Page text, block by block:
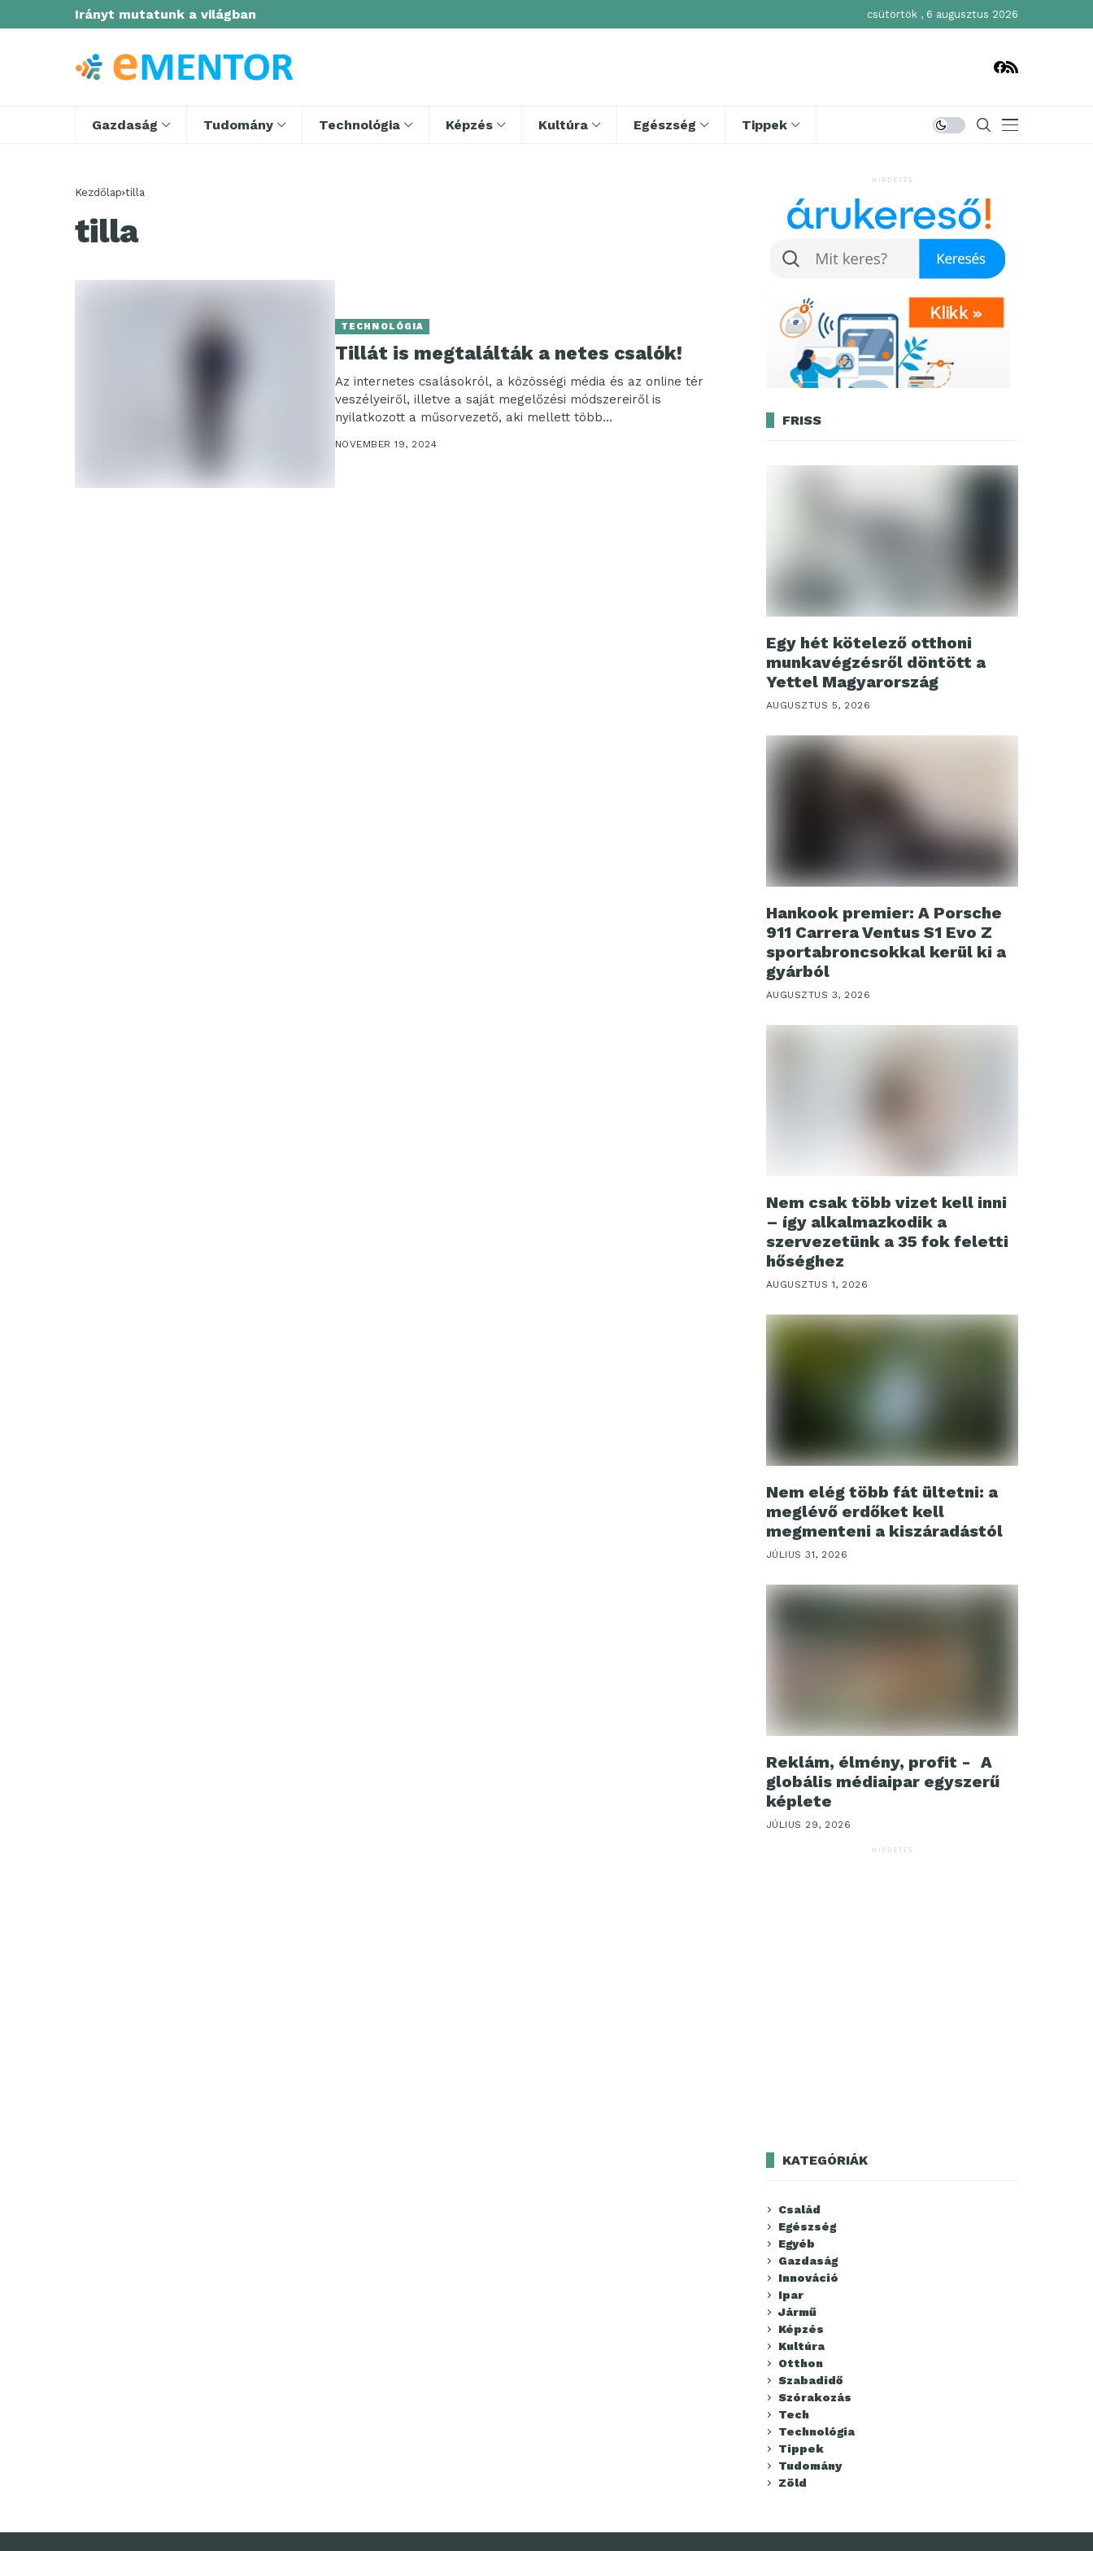
Irányt mutatunk a világban csütörtök , 6 augusztus 2026
Gazdaság Tudomány Technológia Képzés Kultúra Egészség Tippek
Kezdőlap tilla
tilla
TECHNOLÓGIA
Tillát is megtalálták a netes csalók!
Az internetes csalásokról, a közösségi média és az online tér
veszélyeiről, illetve a saját megelőzési módszereiről is
nyilatkozott a műsorvezető, aki mellett több...
NOVEMBER 19, 2024
HIRDETÉS
FRISS
Egy hét kötelező otthoni
munkavégzésről döntött a
Yettel Magyarország
AUGUSZTUS 5, 2026
Hankook premier: A Porsche
911 Carrera Ventus S1 Evo Z
sportabroncsokkal kerül ki a
gyárból
AUGUSZTUS 3, 2026
Nem csak több vizet kell inni
– így alkalmazkodik a
szervezetünk a 35 fok feletti
hőséghez
AUGUSZTUS 1, 2026
Nem elég több fát ültetni: a
meglévő erdőket kell
megmenteni a kiszáradástól
JÚLIUS 31, 2026
Reklám, élmény, profit - A
globális médiaipar egyszerű
képlete
JÚLIUS 29, 2026
HIRDETÉS
KATEGÓRIÁK
Család
Egészség
Egyéb
Gazdaság
Innováció
Ipar
Jármű
Képzés
Kultúra
Otthon
Szabadidő
Szórakozás
Tech
Technológia
Tippek
Tudomány
Zöld